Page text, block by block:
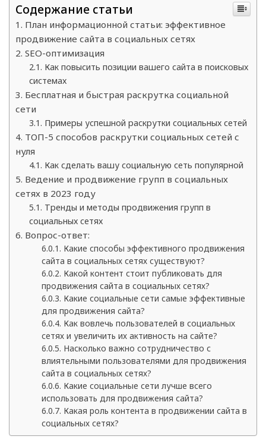
Содержание статьи
План информационной статьи: эффективное
продвижение сайта в социальных сетях
SEO-оптимизация
Как повысить позиции вашего сайта в поисковых
системах
Бесплатная и быстрая раскрутка социальной
сети
Примеры успешной раскрутки социальных сетей
ТОП-5 способов раскрутки социальных сетей с
нуля
Как сделать вашу социальную сеть популярной
Ведение и продвижение групп в социальных
сетях в 2023 году
Тренды и методы продвижения групп в
социальных сетях
Вопрос-ответ:
Какие способы эффективного продвижения
сайта в социальных сетях существуют?
Какой контент стоит публиковать для
продвижения сайта в социальных сетях?
Какие социальные сети самые эффективные
для продвижения сайта?
Как вовлечь пользователей в социальных
сетях и увеличить их активность на сайте?
Насколько важно сотрудничество с
влиятельными пользователями для продвижения
сайта в социальных сетях?
Какие социальные сети лучше всего
использовать для продвижения сайта?
Какая роль контента в продвижении сайта в
социальных сетях?